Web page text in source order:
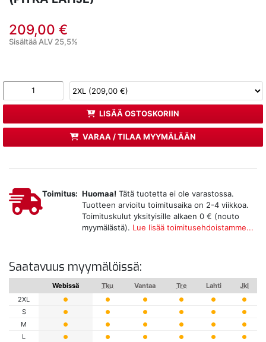
209,00 €
Sisältää ALV 25,5%
LISÄÄ OSTOSKORIIN
VARAA / TILAA MYYMÄLÄÄN
Toimitus: Huomaa! Tätä tuotetta ei ole varastossa.
Tuotteen arvioitu toimitusaika on 2-4 viikkoa.
Toimituskulut yksityisille alkaen 0 € (nouto
myymälästä). Lue lisää toimitusehdoistamme...
Saatavuus myymälöissä:
Webissä Tku Vantaa Tre Lahti
Jkl
2XL
S
M
L